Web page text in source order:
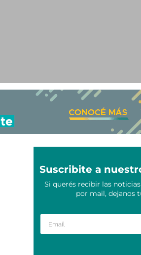
Suscribite a
Si querés recibir las
por mail, dejanos